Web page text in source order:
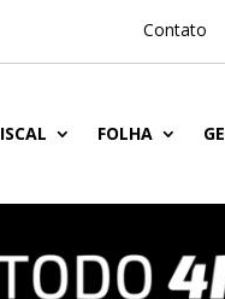
Contato
FOLHA